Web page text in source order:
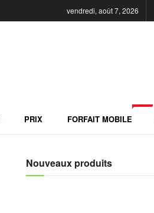
vendredi, août 7, 2026
PRIX FORFAIT MOBILE
Nouveaux produits